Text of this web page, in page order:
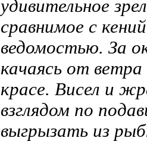
удивительное
сравнимое с
ведомостью. За
качаясь от ветра
красе. Висел и
взглядом по
выгрызать из